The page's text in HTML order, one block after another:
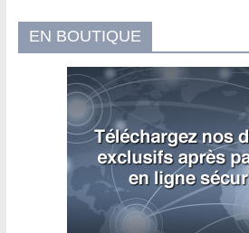
EN BOUTIQUE